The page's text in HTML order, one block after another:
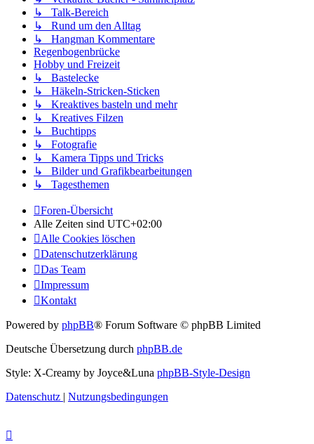
↳ Talk-Bereich
↳ Rund um den Alltag
↳ Hangman Kommentare
Regenbogenbrücke
Hobby und Freizeit
↳ Bastelecke
↳ Häkeln-Stricken-Sticken
↳ Kreaktives basteln und mehr
↳ Kreatives Filzen
↳ Buchtipps
↳ Fotografie
↳ Kamera Tipps und Tricks
↳ Bilder und Grafikbearbeitungen
↳ Tagesthemen
Foren-Übersicht
Alle Zeiten sind UTC+02:00
Alle Cookies löschen
Datenschutzerklärung
Das Team
Impressum
Kontakt
Powered by phpBB® Forum Software © phpBB Limited
Deutsche Übersetzung durch phpBB.de
Style: X-Creamy by Joyce&Luna phpBB-Style-Design
Datenschutz | Nutzungsbedingungen